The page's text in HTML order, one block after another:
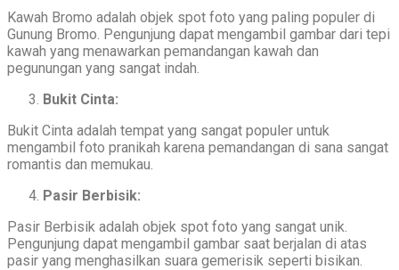
Kawah Bromo adalah objek spot foto yang paling populer di
Gunung Bromo. Pengunjung dapat mengambil gambar dari tepi
kawah yang menawarkan pemandangan kawah dan
pegunungan yang sangat indah.
Bukit Cinta:
Bukit Cinta adalah tempat yang sangat populer untuk
mengambil foto pranikah karena pemandangan di sana sangat
romantis dan memukau.
Pasir Berbisik:
Pasir Berbisik adalah objek spot foto yang sangat unik.
Pengunjung dapat mengambil gambar saat berjalan di atas
pasir yang menghasilkan suara gemerisik seperti bisikan.